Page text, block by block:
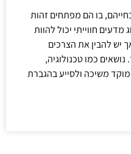
בו הם מפתחים זהות
חווייתי יכול להוות
יש להבין את הצרכים
כמו טכנולוגיה,
מוקד משיכה ולסייע בהגברת